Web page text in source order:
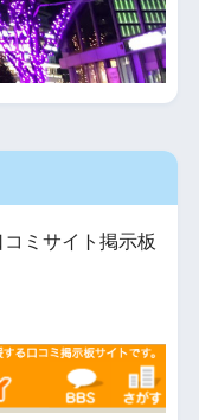
ミサイト掲示板